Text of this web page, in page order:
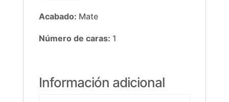
Acabado: Mate
Número de caras: 1
Información adicional